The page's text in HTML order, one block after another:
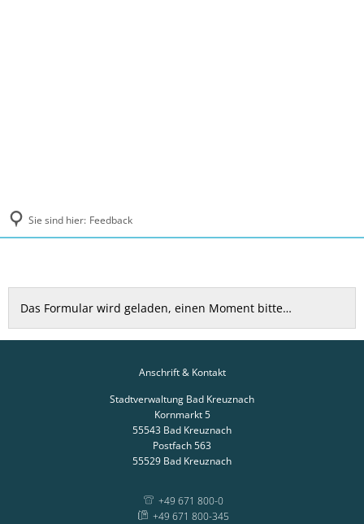
Sie sind hier: Feedback
Feedback
Das Formular wird geladen, einen Moment bitte…
Anschrift & Kontakt
Stadtverwaltung Bad Kreuznach
Kornmarkt 5
55543 Bad Kreuznach
Postfach 563
55529 Bad Kreuznach
+49 671 800-0
+49 671 800-345